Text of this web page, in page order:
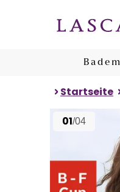
Startseite
01/04